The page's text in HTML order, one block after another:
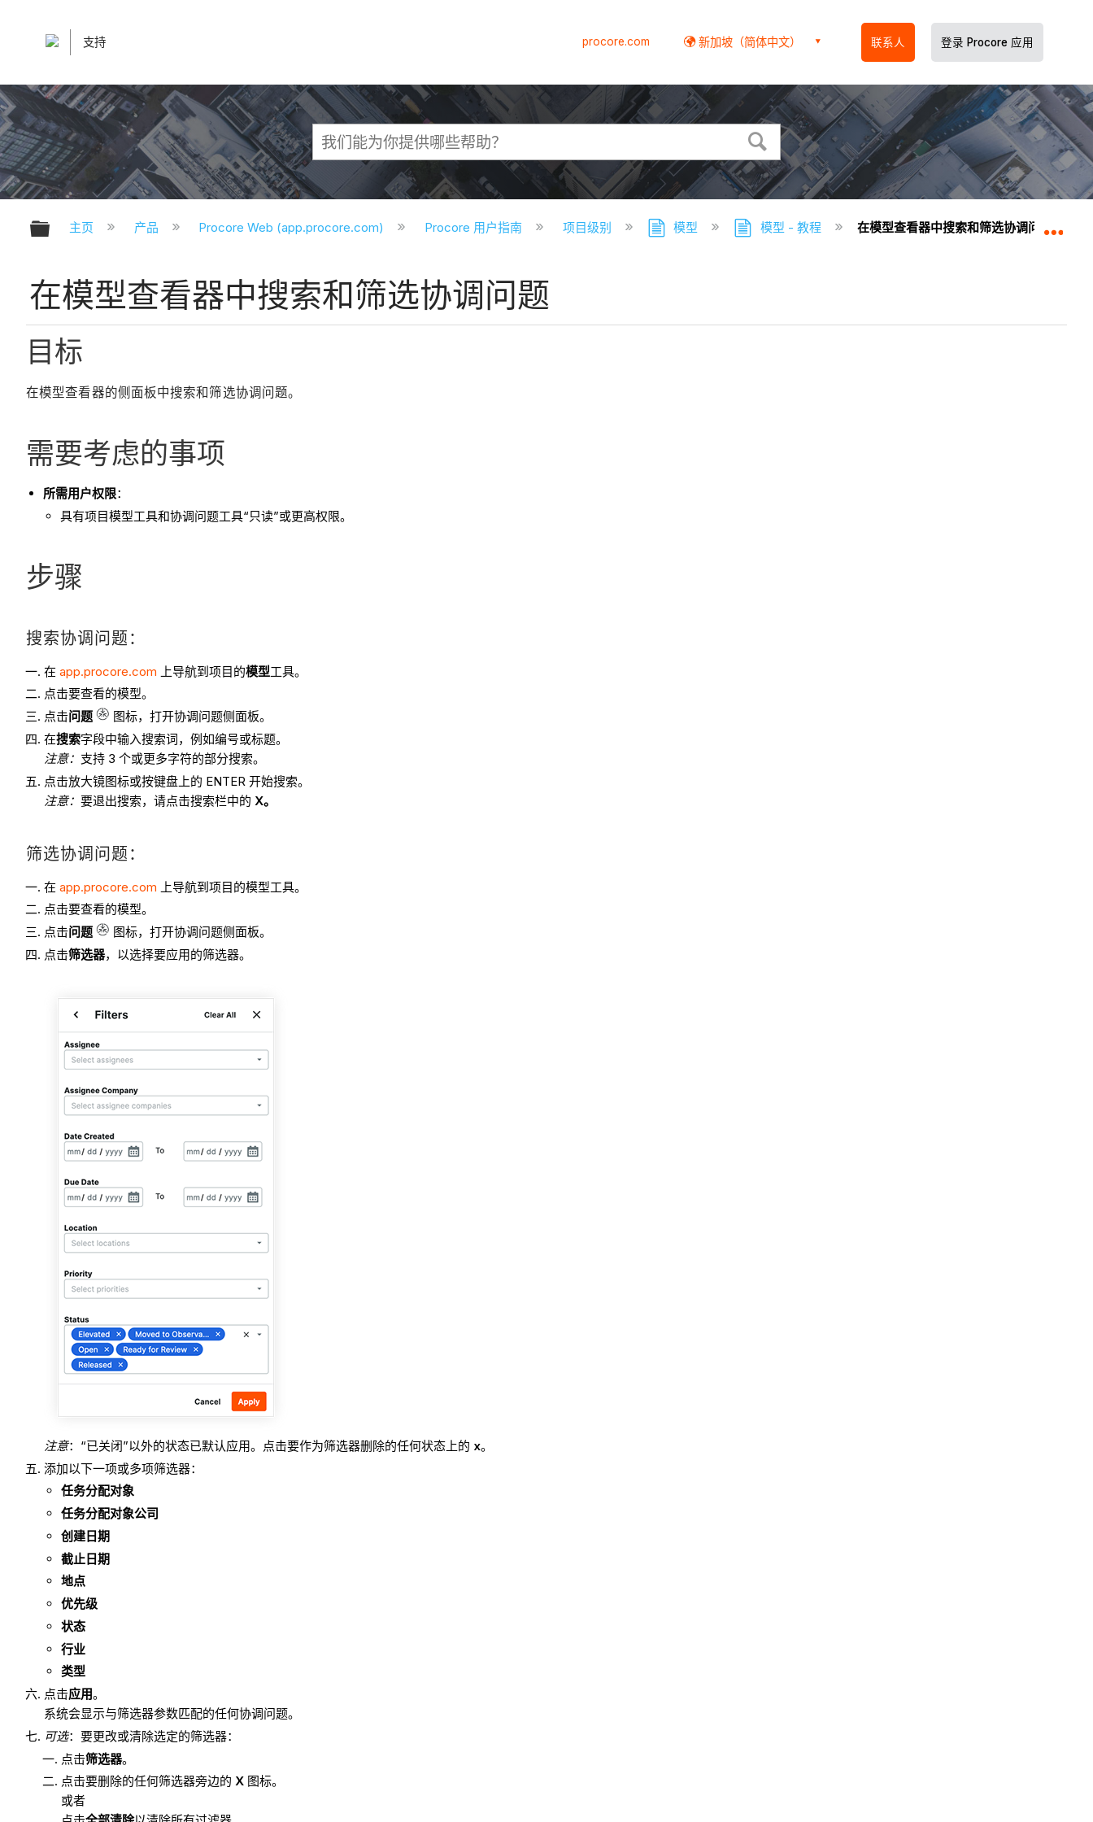
支持 procore.com 新加坡（简体中文） 联系人 登录 Procore 应用
扩展/隐缩全局层次
主页 产品 Procore Web (app.procore.com) Procore 用户指南 项目级别 模型 模型 - 教程 在模型查看器中搜索和筛选协调问题
在模型查看器中搜索和筛选协调问题
目标
在模型查看器的侧面板中搜索和筛选协调问题。
需要考虑的事项
所需用户权限：
具有项目模型工具和协调问题工具“只读”或更高权限。
步骤
搜索协调问题：
在app.procore.com 上导航到项目的模型工具。
点击要查看的模型。
点击问题
图标，打开协调问题侧面板。
在搜索字段中输入搜索词，例如编号或标题。
注意： 支持 3 个或更多字符的部分搜索。
点击放大镜图标或按键盘上的 ENTER 开始搜索。
注意：要退出搜索，请点击搜索栏中的 X。
筛选协调问题：
在app.procore.com 上导航到项目的模型工具。
点击要查看的模型。
点击问题
图标，打开协调问题侧面板。
点击筛选器，以选择要应用的筛选器。
注意：“已关闭”以外的状态已默认应用。点击要作为筛选器删除的任何状态上的 x。
添加以下一项或多项筛选器：
任务分配对象
任务分配对象公司
创建日期
截止日期
地点
优先级
状态
行业
类型
点击应用。
系统会显示与筛选器参数匹配的任何协调问题。
可选：要更改或清除选定的筛选器：
点击筛选器。
点击要删除的任何筛选器旁边的X 图标。
或者